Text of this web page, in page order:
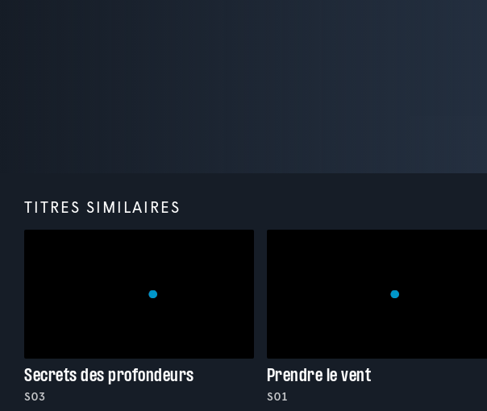
TITRES SIMILAIRES
Secrets des profondeurs
S03
Prendre le vent
S01